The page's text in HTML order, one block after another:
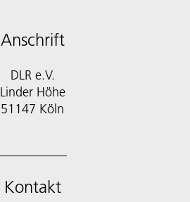
Anschrift
DLR e.V.
Linder Höhe
51147 Köln
Kontakt